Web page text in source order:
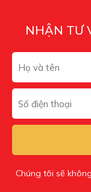
NHẬN TƯ
Chúng tôi sẽ